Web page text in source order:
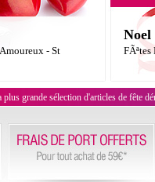
- St
Noel
grande sélection d'articles de fête